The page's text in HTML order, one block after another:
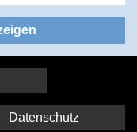
Datenschutz